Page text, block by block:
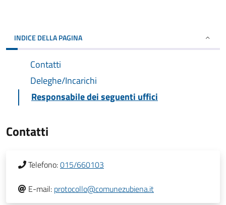
INDICE DELLA PAGINA
Contatti
Deleghe/Incarichi
Responsabile dei seguenti uffici
Contatti
Telefono:015/660103
E-mail: protocollo@comunezubiena.it